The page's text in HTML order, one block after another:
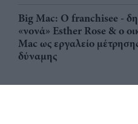
Big Mac: Ο franchisee -
«νονά» Esther Rose & ο
Mac ως εργαλείο
δύναμης